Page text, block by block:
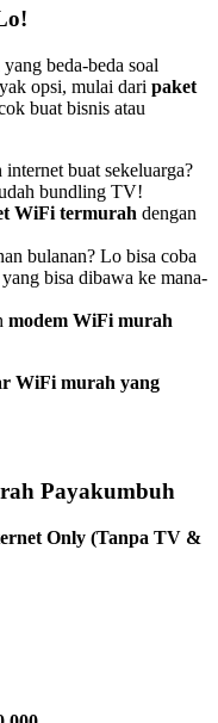
beda-beda soal
opsi, mulai dari paket
buat bisnis atau
internet buat sekeluarga?
bundling TV!
WiFi termurah dengan
bulanan? Lo bisa coba
yang bisa dibawa ke mana-
modem WiFi murah
WiFi murah yang
Payakumbuh
Only (Tanpa TV &